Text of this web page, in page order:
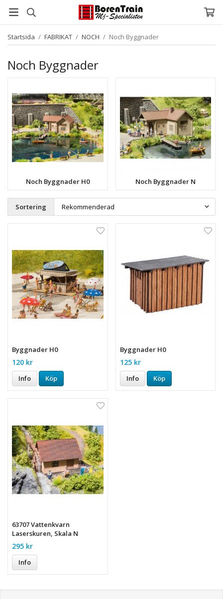
Startsida / FABRIKAT / NOCH / Noch Byggnader
Noch Byggnader
Noch Byggnader H0 Noch Byggnader N
Sortering
Byggnader H0
120 kr
Info Köp
Byggnader H0
125 kr
Info Köp
63707 Vattenkvarn
Laserskuren, Skala N
295 kr
Info